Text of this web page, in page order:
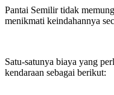
Pantai Semilir tidak
menikmati keindahannya
Satu-satunya biaya yang
kendaraan sebagai berikut: